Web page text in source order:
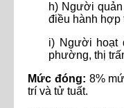
h) Người
điều hành
i) Người hoạt
phường, thị
Mức đóng: 8%
trí và tử tuất.